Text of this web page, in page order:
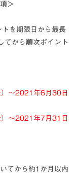
＞
を期限日から最長
てから順次ポイント
〜2021年6月30日
〜2021年7月31日
てから約1か月以内